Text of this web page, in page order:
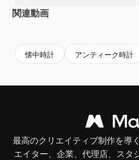
関連動画
懐中時計 アンティーク時計
最高のクリエイティブ制作を導
エイター、企業、代理店、スタ